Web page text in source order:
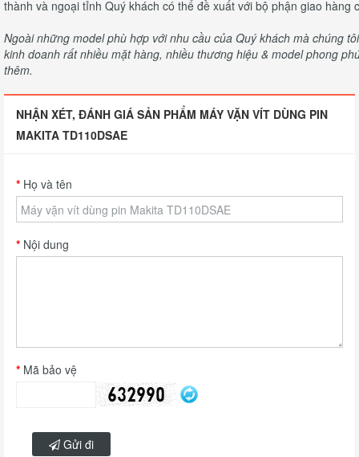
thành và ngoại tỉnh Quý khách có thể đề xuất với bộ phận giao hàng
Ngoài những model phù hợp với nhu cầu của Quý khách mà chúng
kinh doanh rất nhiều mặt hàng, nhiều thương hiệu & model phong
thêm.
NHẬN XÉT, ĐÁNH GIÁ SẢN PHẨM MÁY VẶN VÍT DÙNG PIN
MAKITA TD110DSAE
Họ và tên
Nội dung
Mã bảo vệ
Gửi đi